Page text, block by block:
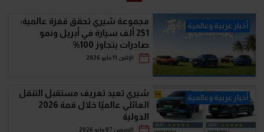
أخبار عربية وعالمية
مجموعة شيري تحقق قفزة عالمية:
251 ألف سيارة في أبريل ونمو
صادرات يتجاوز 100%
الإثنين 11 مايو 2026
أخبار عربية وعالمية
شيري تعيد تعريف مستقبل التنقل
العائلي عالميًا خلال قمة 2026
الدولية
الخميس 07 مايو 2026